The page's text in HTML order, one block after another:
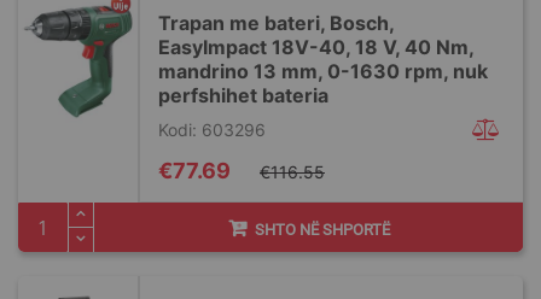
Trapan me bateri, Bosch,
EasyImpact 18V-40, 18 V, 40 Nm,
mandrino 13 mm, 0-1630 rpm, nuk
perfshihet bateria
Kodi: 603296
Special
Price
€77.69 €116.55
SHTO NË SHPORTË